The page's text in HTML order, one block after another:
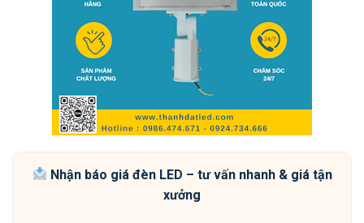
Nhận báo giá đèn LED – tư vấn nhanh & giá tận
xưởng